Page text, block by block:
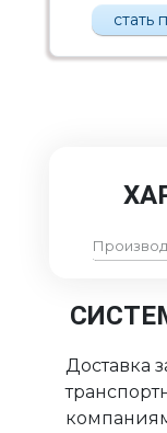
стать
Доставка